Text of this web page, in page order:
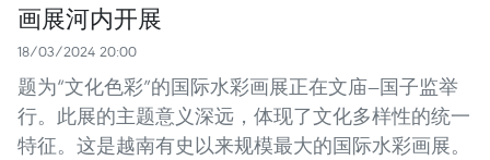
画展河内开展
18/03/2024 20:00
题为“文化色彩”的国际水彩画展正在文庙—国子监举
行。此展的主题意义深远，体现了文化多样性的统一
特征。这是越南有史以来规模最大的国际水彩画展。